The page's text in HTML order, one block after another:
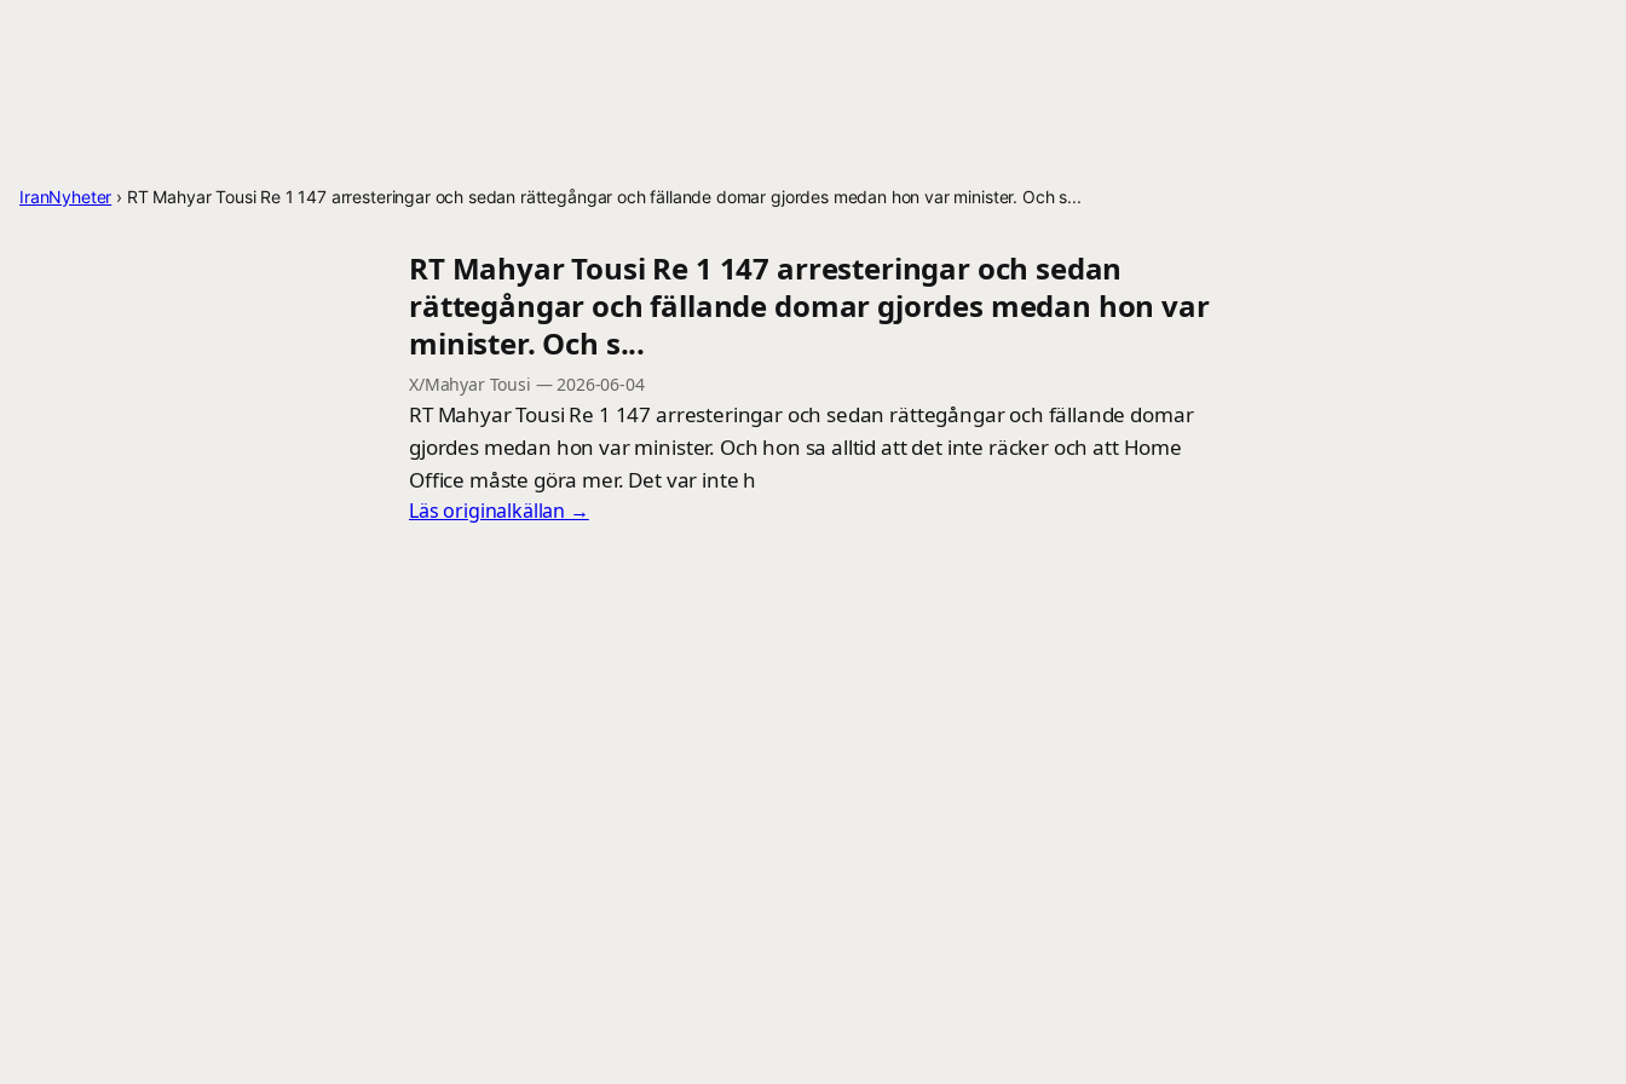
IranNyheter › RT Mahyar Tousi Re 1 147 arresteringar och sedan rättegångar och fällande domar gjordes medan hon var minister. Och s...
RT Mahyar Tousi Re 1 147 arresteringar och sedan
rättegångar och fällande domar gjordes medan hon var
minister. Och s...
X/Mahyar Tousi —2026-06-04
RT Mahyar Tousi Re 1 147 arresteringar och sedan rättegångar och fällande domar
gjordes medan hon var minister. Och hon sa alltid att det inte räcker och att Home
Office måste göra mer. Det var inte h
Läs originalkällan →